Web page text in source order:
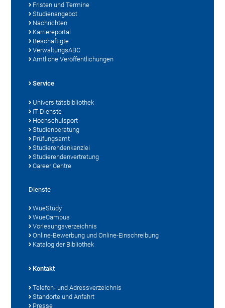
Fristen und Termine
Studienangebot
Nachrichten
Karriereportal
Beschäftigte
VerwaltungsABC
Amtliche Veröffentlichungen
Service
Universitätsbibliothek
IT-Dienste
Hochschulsport
Studienberatung
Prüfungsamt
Studierendenkanzlei
Studierendenvertretung
Career Centre
Dienste
WueStudy
WueCampus
Vorlesungsverzeichnis
Online-Bewerbung und Online-Einschreibung
Katalog der Bibliothek
Kontakt
Telefon- und Adressverzeichnis
Standorte und Anfahrt
Presse